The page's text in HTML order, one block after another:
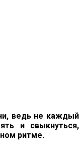
ведь не каждый
и свыкнуться,
ритме.